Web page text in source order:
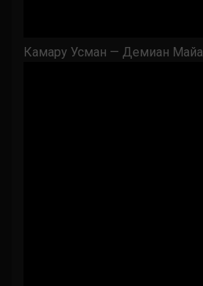
Камару Усман — Демиан Майа